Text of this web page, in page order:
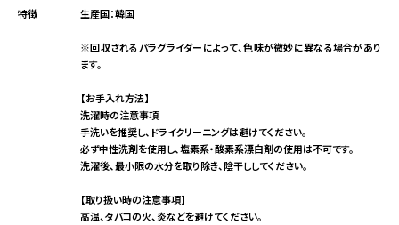
生産国：韓国
※回収されるパラグライダーによって、色味が微妙に異なる場合があり
ます。
【お手入れ方法】
洗濯時の注意事項
手洗いを推奨し、ドライクリーニングは避けてください。
必ず中性洗剤を使用し、塩素系・酸素系漂白剤の使用は不可です。
洗濯後、最小限の水分を取り除き、陰干ししてください。
【取り扱い時の注意事項】
高温、タバコの火、炎などを避けてください。